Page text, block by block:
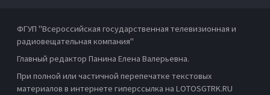
ФГУП "Всероссийская государственная телевизионная и
радиовещательная компания"
Главный редактор Панина Елена Валерьевна.
При полной или частичной перепечатке текстовых
материалов в интернете гиперссылка на LOTOSGTRK.RU